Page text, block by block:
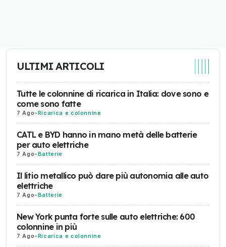
ULTIMI ARTICOLI
Tutte le colonnine di ricarica in Italia: dove sono e
come sono fatte
7 Ago-Ricarica e colonnine
CATL e BYD hanno in mano metà delle batterie
per auto elettriche
7 Ago-Batterie
Il litio metallico può dare più autonomia alle auto
elettriche
7 Ago-Batterie
New York punta forte sulle auto elettriche: 600
colonnine in più
7 Ago-Ricarica e colonnine